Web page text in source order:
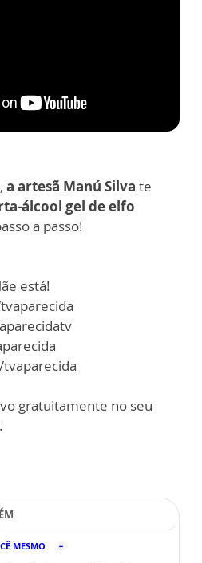
a artesã Manú Silva te
álcool gel de elfo
a passo!
está!
gratuitamente no seu
MESMO